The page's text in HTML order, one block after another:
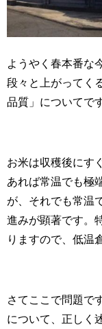
ようやく春本番な
段々と上がってく
品質」についてです
お米は収穫後にす
あれば常温でも極
が、それでも常温
進みが顕著です。
りますので、低温
さてここで問題で
について、正しく